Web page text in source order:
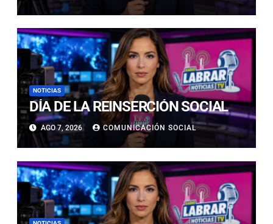
NOTICIAS
DÍA DE LA REINSERCIÓN SOCIAL
AGO 7, 2026 COMUNICACIÓN SOCIAL